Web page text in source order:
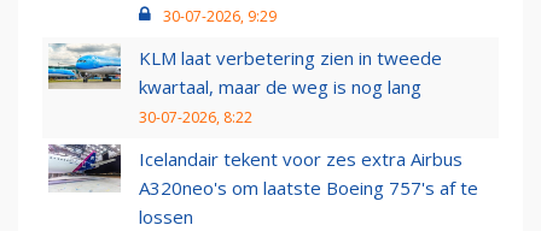
30-07-2026, 9:29
KLM laat verbetering zien in tweede
kwartaal, maar de weg is nog lang
30-07-2026, 8:22
Icelandair tekent voor zes extra Airbus
A320neo's om laatste Boeing 757's af te
lossen